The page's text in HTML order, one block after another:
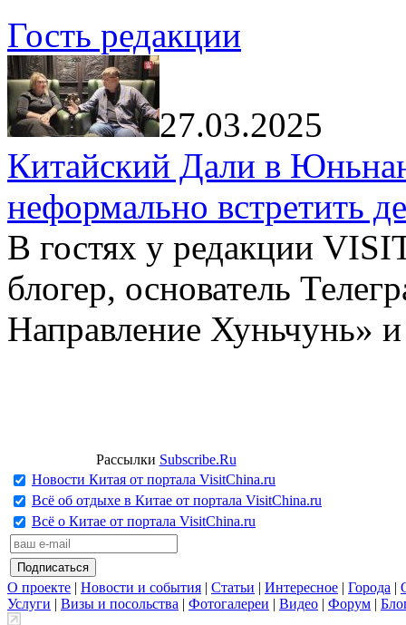
Гость редакции
27.03.2025
Китайский Дали в
неформально встретить
В гостях у редакции
блогер, основатель
Направление Хуньчунь»
Рассылки Subscribe.Ru
Новости Китая от портала VisitChina.ru
Всё об отдыхе в Китае от портала VisitChina.ru
Всё о Китае от портала VisitChina.ru
О проекте | Новости и события | Статьи | Интересное | Города |
Услуги | Визы и посольства | Фотогалереи | Видео | Форум |